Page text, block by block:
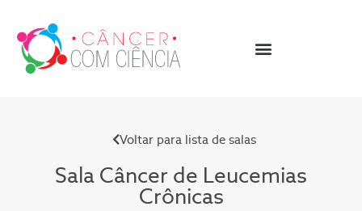
Voltar para lista de salas
Sala Câncer de Leucemias
Crônicas